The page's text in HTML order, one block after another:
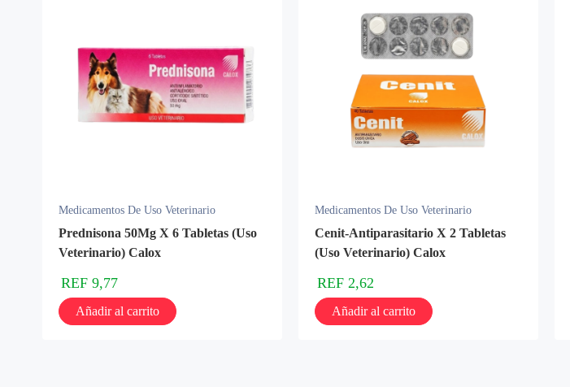
Medicamentos De Uso Veterinario
Prednisona 50Mg X 6 Tabletas (Uso
Veterinario) Calox
REF 9,77
Añadir al carrito
Medicamentos De Uso Veterinario
Cenit-Antiparasitario X 2 Tabletas
(Uso Veterinario) Calox
REF 2,62
Añadir al carrito